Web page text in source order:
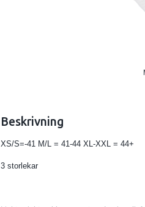
Beskrivning
XS/S=-41 M/L = 41-44 XL-XXL = 44+
3 storlekar